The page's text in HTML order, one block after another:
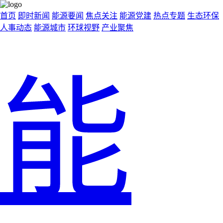
首页 即时新闻 能源要闻 焦点关注 能源党建 热点专题 生态环保
人事动态 能源城市 环球视野 产业聚焦
能